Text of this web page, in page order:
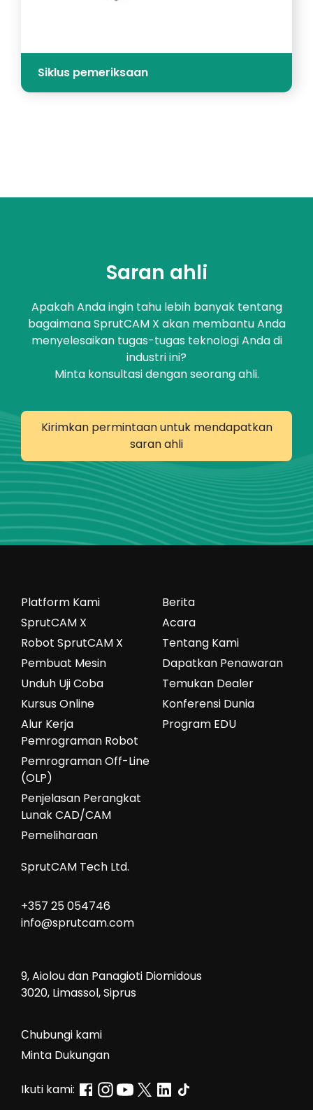
Siklus pemeriksaan
Saran ahli
Apakah Anda ingin tahu lebih banyak tentang
bagaimana SprutCAM X akan membantu Anda
menyelesaikan tugas-tugas teknologi Anda di
industri ini?
Minta konsultasi dengan seorang ahli.
Kirimkan permintaan untuk mendapatkan
saran ahli
Berita
Acara
Tentang Kami
Dapatkan Penawaran
Temukan Dealer
Konferensi Dunia
Program EDU
Platform Kami
SprutCAM X
Robot SprutCAM X
Pembuat Mesin
Unduh Uji Coba
Kursus Online
Alur Kerja
Pemrograman Robot
Pemrograman Off-Line
(OLP)
Penjelasan Perangkat
Lunak CAD/CAM
Pemeliharaan
SprutCAM Tech Ltd.
+357 25 054746
info@sprutcam.com
9, Aiolou dan Panagioti Diomidous
3020, Limassol, Siprus
Сhubungi kami
Minta Dukungan
Ikuti kami: